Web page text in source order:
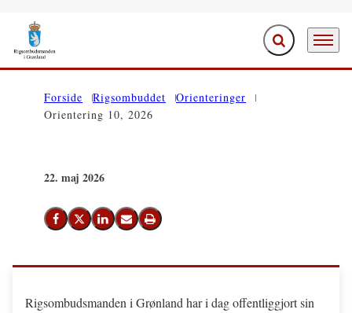
Gå til forsiden Fold søgefelt ud
Menu
Forside Rigsombuddet
Orienteringer
Orientering 10, 2026
22. maj 2026
Del på Facebook
Del på X (Twitter)
Del på LinkedIn
Send email
Print
Rigsombudsmanden i Grønland har i dag offentliggjort sin